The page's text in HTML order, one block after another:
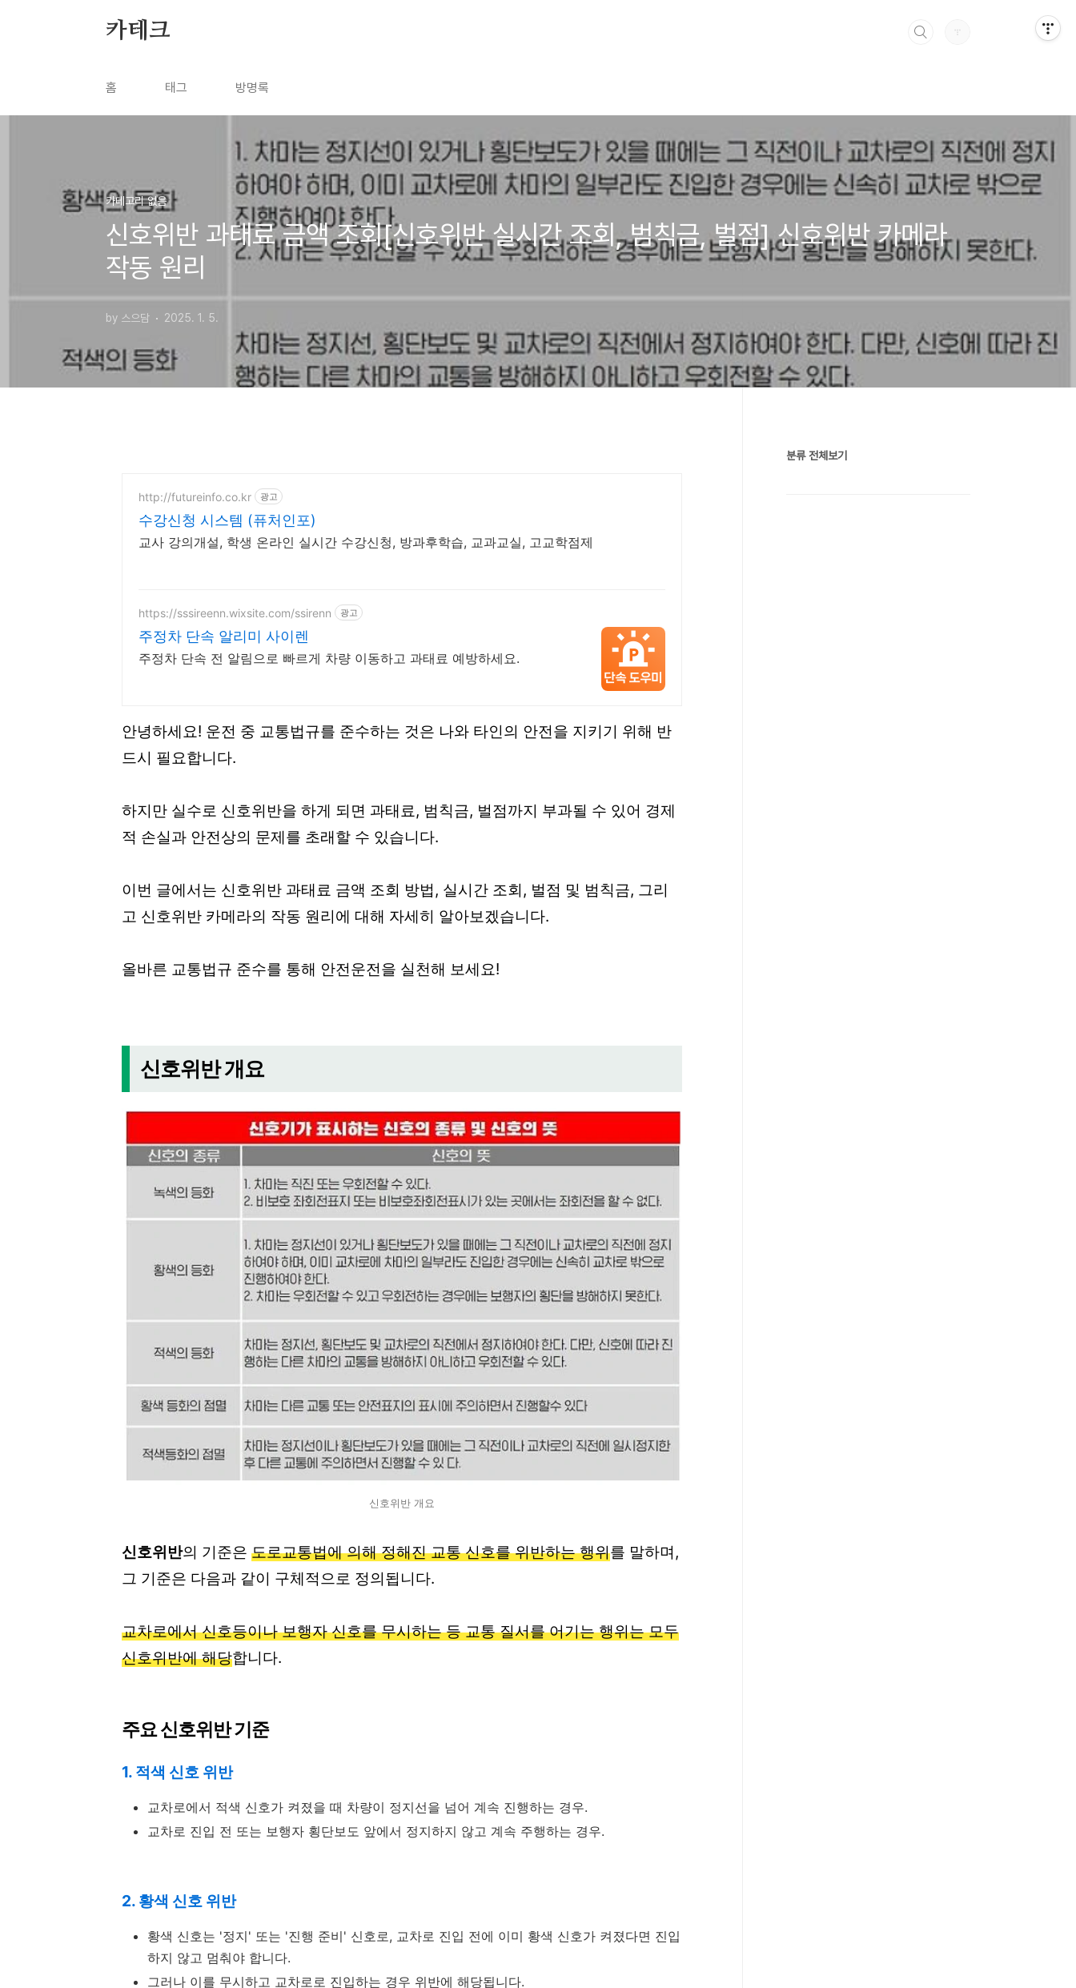
카테크
홈 태그 방명록
카테고리 없음
신호위반 과태료 금액 조회[신호위반 실시간 조회, 범칙금, 벌점] 신호위반 카메라
작동 원리
by 스으담 2025. 1. 5.
http://futureinfo.co.kr 광고
수강신청 시스템 (퓨처인포)
교사 강의개설, 학생 온라인 실시간 수강신청, 방과후학습, 교과교실, 고교학점제
https://sssireenn.wixsite.com/ssirenn 광고
주정차 단속 알리미 사이렌
주정차 단속 전 알림으로 빠르게 차량 이동하고 과태료 예방하세요.
안녕하세요! 운전 중 교통법규를 준수하는 것은 나와 타인의 안전을 지키기 위해 반
드시 필요합니다.
하지만 실수로 신호위반을 하게 되면 과태료, 범칙금, 벌점까지 부과될 수 있어 경제
적 손실과 안전상의 문제를 초래할 수 있습니다.
이번 글에서는 신호위반 과태료 금액 조회 방법, 실시간 조회, 벌점 및 범칙금, 그리
고 신호위반 카메라의 작동 원리에 대해 자세히 알아보겠습니다.
올바른 교통법규 준수를 통해 안전운전을 실천해 보세요!
신호위반 개요
신호위반 개요
신호위반의 기준은 도로교통법에 의해 정해진 교통 신호를 위반하는 행위를 말하며,
그 기준은 다음과 같이 구체적으로 정의됩니다.
교차로에서 신호등이나 보행자 신호를 무시하는 등 교통 질서를 어기는 행위는 모두
신호위반에 해당합니다.
주요 신호위반 기준
1. 적색 신호 위반
교차로에서 적색 신호가 켜졌을 때 차량이 정지선을 넘어 계속 진행하는 경우.
교차로 진입 전 또는 보행자 횡단보도 앞에서 정지하지 않고 계속 주행하는 경우.
2. 황색 신호 위반
황색 신호는 '정지' 또는 '진행 준비' 신호로, 교차로 진입 전에 이미 황색 신호가 켜졌다면 진입
하지 않고 멈춰야 합니다.
그러나 이를 무시하고 교차로로 진입하는 경우 위반에 해당됩니다.
분류 전체보기